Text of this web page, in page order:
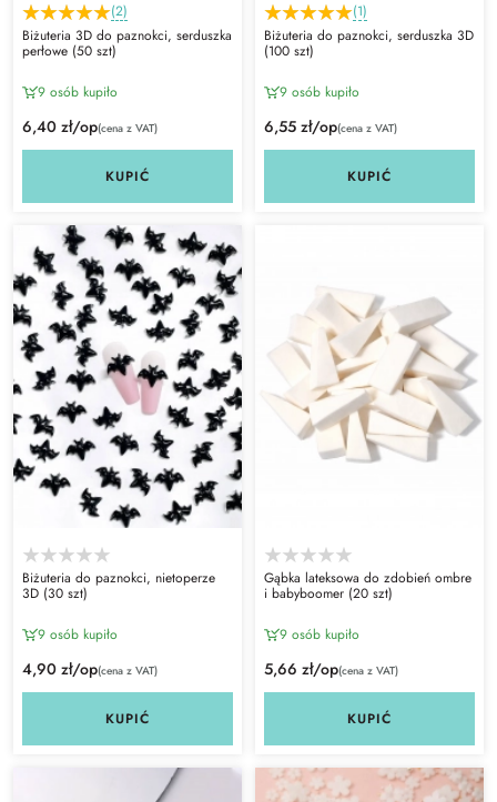
(2)
Biżuteria 3D do paznokci, serduszka
perłowe (50 szt)
9 osób kupiło
6,40 zł/op(cena z VAT)
KUPIĆ
(1)
Biżuteria do paznokci, serduszka 3D
(100 szt)
9 osób kupiło
6,55 zł/op(cena z VAT)
KUPIĆ
Biżuteria do paznokci, nietoperze
3D (30 szt)
9 osób kupiło
4,90 zł/op(cena z VAT)
KUPIĆ
Gąbka lateksowa do zdobień ombre
i babyboomer (20 szt)
9 osób kupiło
5,66 zł/op(cena z VAT)
KUPIĆ